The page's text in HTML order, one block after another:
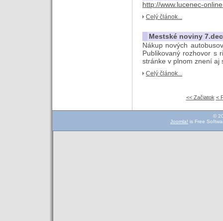
http://www.lucenec-
Celý článok...
Mestské noviny
Nákup nových
Publikovaný rozhovor s
stránke v plnom znení aj
Celý článok...
<< Začiatok <
©
Joomla! is Free